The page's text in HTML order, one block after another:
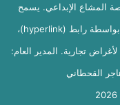
المشاع الإبداعي. يسمح
بإعادة نشر المواد بشرط الإشارة إلى المصدر بواسطة رابط (hyperlink)،
تجارية. المدير العام:
القحطاني